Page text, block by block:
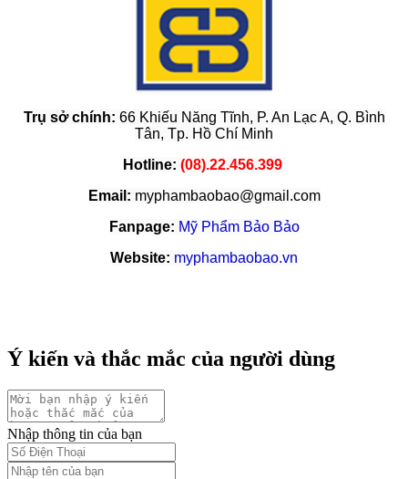
Trụ sở chính: 66 Khiếu Năng Tĩnh, P. An Lạc A, Q. Bình
Tân, Tp. Hồ Chí Minh
Hotline: (08).22.456.399
Email: myphambaobao@gmail.com
Fanpage: Mỹ Phẩm Bảo Bảo
Website: myphambaobao.vn
Ý kiến và thắc mắc của người dùng
Nhập thông tin của bạn